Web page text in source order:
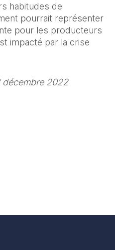
habitudes de
pourrait représenter
pour les producteurs
impacté par la crise
décembre 2022